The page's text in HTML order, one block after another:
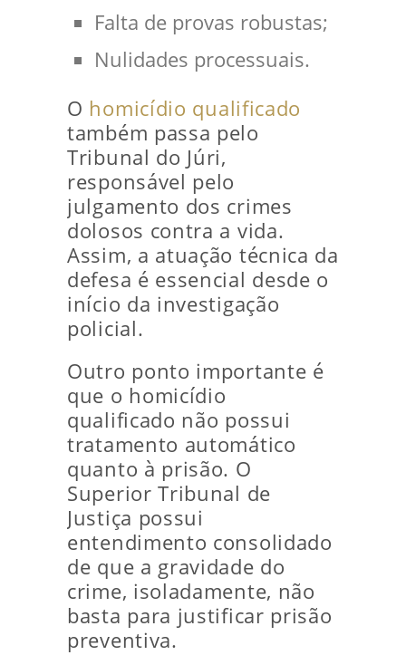
Falta de provas robustas;
Nulidades processuais.
O homicídio qualificado
também passa pelo
Tribunal do Júri,
responsável pelo
julgamento dos crimes
dolosos contra a vida.
Assim, a atuação técnica da
defesa é essencial desde o
início da investigação
policial.
Outro ponto importante é
que o homicídio
qualificado não possui
tratamento automático
quanto à prisão. O
Superior Tribunal de
Justiça possui
entendimento consolidado
de que a gravidade do
crime, isoladamente, não
basta para justificar prisão
preventiva.